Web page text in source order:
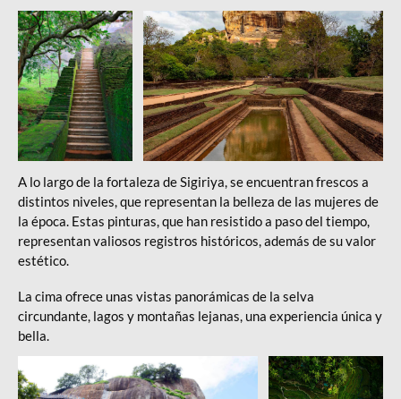
Viaje Sri Lanka Viaje Sri Lanka
A lo largo de la fortaleza de Sigiriya, se encuentran frescos a
distintos niveles, que representan la belleza de las mujeres de
la época. Estas pinturas, que han resistido a paso del tiempo,
representan valiosos registros históricos, además de su valor
estético.
La cima ofrece unas vistas panorámicas de la selva
circundante, lagos y montañas lejanas, una experiencia única y
bella.
Viaje Sri Lanka Viaje Sri Lanka